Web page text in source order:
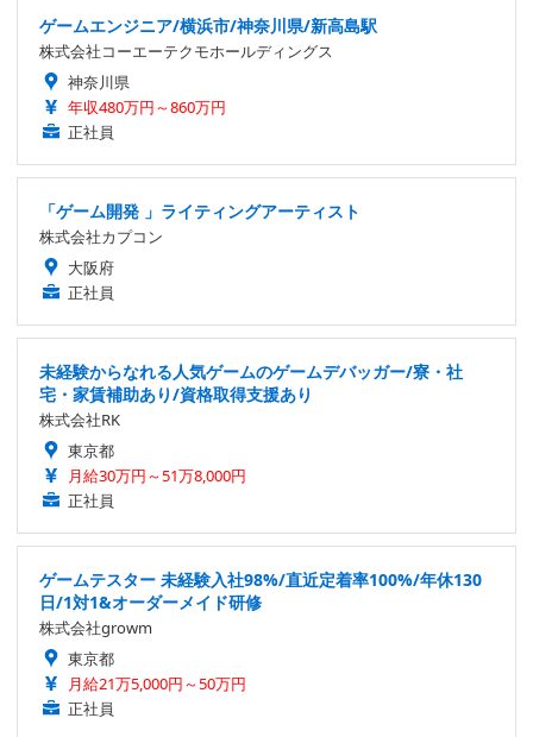
ゲームエンジニア/横浜市/神奈川県/新高島駅
株式会社コーエーテクモホールディングス
神奈川県
年収480万円～860万円
正社員
「ゲーム開発 」ライティングアーティスト
株式会社カプコン
大阪府
正社員
未経験からなれる人気ゲームのゲームデバッガー/寮・社
宅・家賃補助あり/資格取得支援あり
株式会社RK
東京都
月給30万円～51万8,000円
正社員
ゲームテスター 未経験入社98%/直近定着率100%/年休130
日/1対1&オーダーメイド研修
株式会社growm
東京都
月給21万5,000円～50万円
正社員